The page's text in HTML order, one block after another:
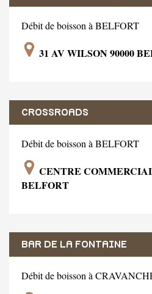
Débit de boisson à BELFORT
31 AV WILSON 90000
CROSSROADS
Débit de boisson à BELFORT
CENTRE
BELFORT
BAR DE LA FONTAINE
Débit de boisson à